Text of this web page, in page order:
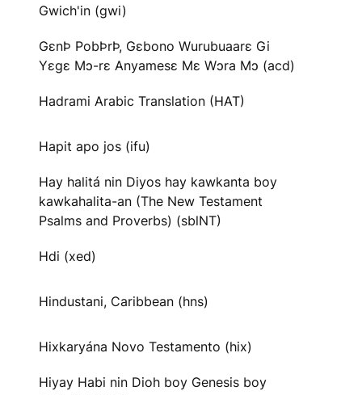
Gwich'in (gwi)
GɛnÞ PobÞrÞ, Gɛbono Wurubuaarɛ Gi
Yɛgɛ Mɔ-rɛ Anyamesɛ Mɛ Wɔra Mɔ (acd)
Hadrami Arabic Translation (HAT)
Hapit apo jos (ifu)
Hay halitá nin Diyos hay kawkanta boy
kawkahalita-an (The New Testament
Psalms and Proverbs) (sblNT)
Hdi (xed)
Hindustani, Caribbean (hns)
Hixkaryána Novo Testamento (hix)
Hiyay Habi nin Dioh boy Genesis boy